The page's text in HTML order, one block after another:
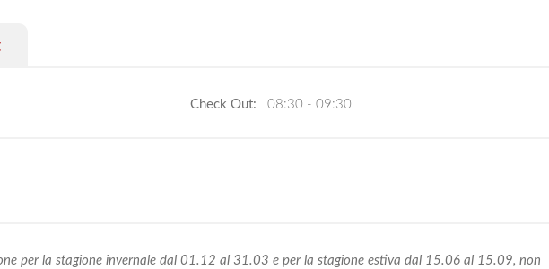
Check Out: 08:30 - 09:30
per la stagione invernale dal 01.12 al 31.03 e per la stagione estiva dal 15.06 al 15.09, non